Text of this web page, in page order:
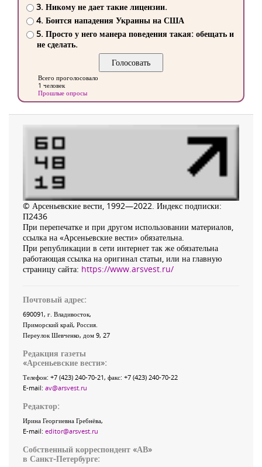
3. Никому не дает такие лицензии.
4. Боится нападения Украины на США
5. Просто у него манера поведения такая: обещать и
не сделать.
Всего проголосовало
1 человек
Прошлые опросы
© Арсеньевские вести, 1992—2022. Индекс подписки:
П2436
При перепечатке и при другом использовании материалов,
ссылка на «Арсеньевские вести» обязательна.
При републикации в сети интернет так же обязательна
работающая ссылка на оригинал статьи, или на главную
страницу сайта: https://www.arsvest.ru/
Почтовый адрес:
690091, г. Владивосток,
Приморский край, Россия
Переулок Шевченко, дом 9, 27
Редакция газеты
«Арсеньевские вести»:
Телефон: +7 (423) 240-70-21, факс: +7 (423) 240-70-22
E-mail: av@arsvest.ru
Редактор:
Ирина Георгиевна Гребнёва,
E-mail: editor@arsvest.ru
Собственный корреспондент «АВ»
в Санкт-Петербурге: